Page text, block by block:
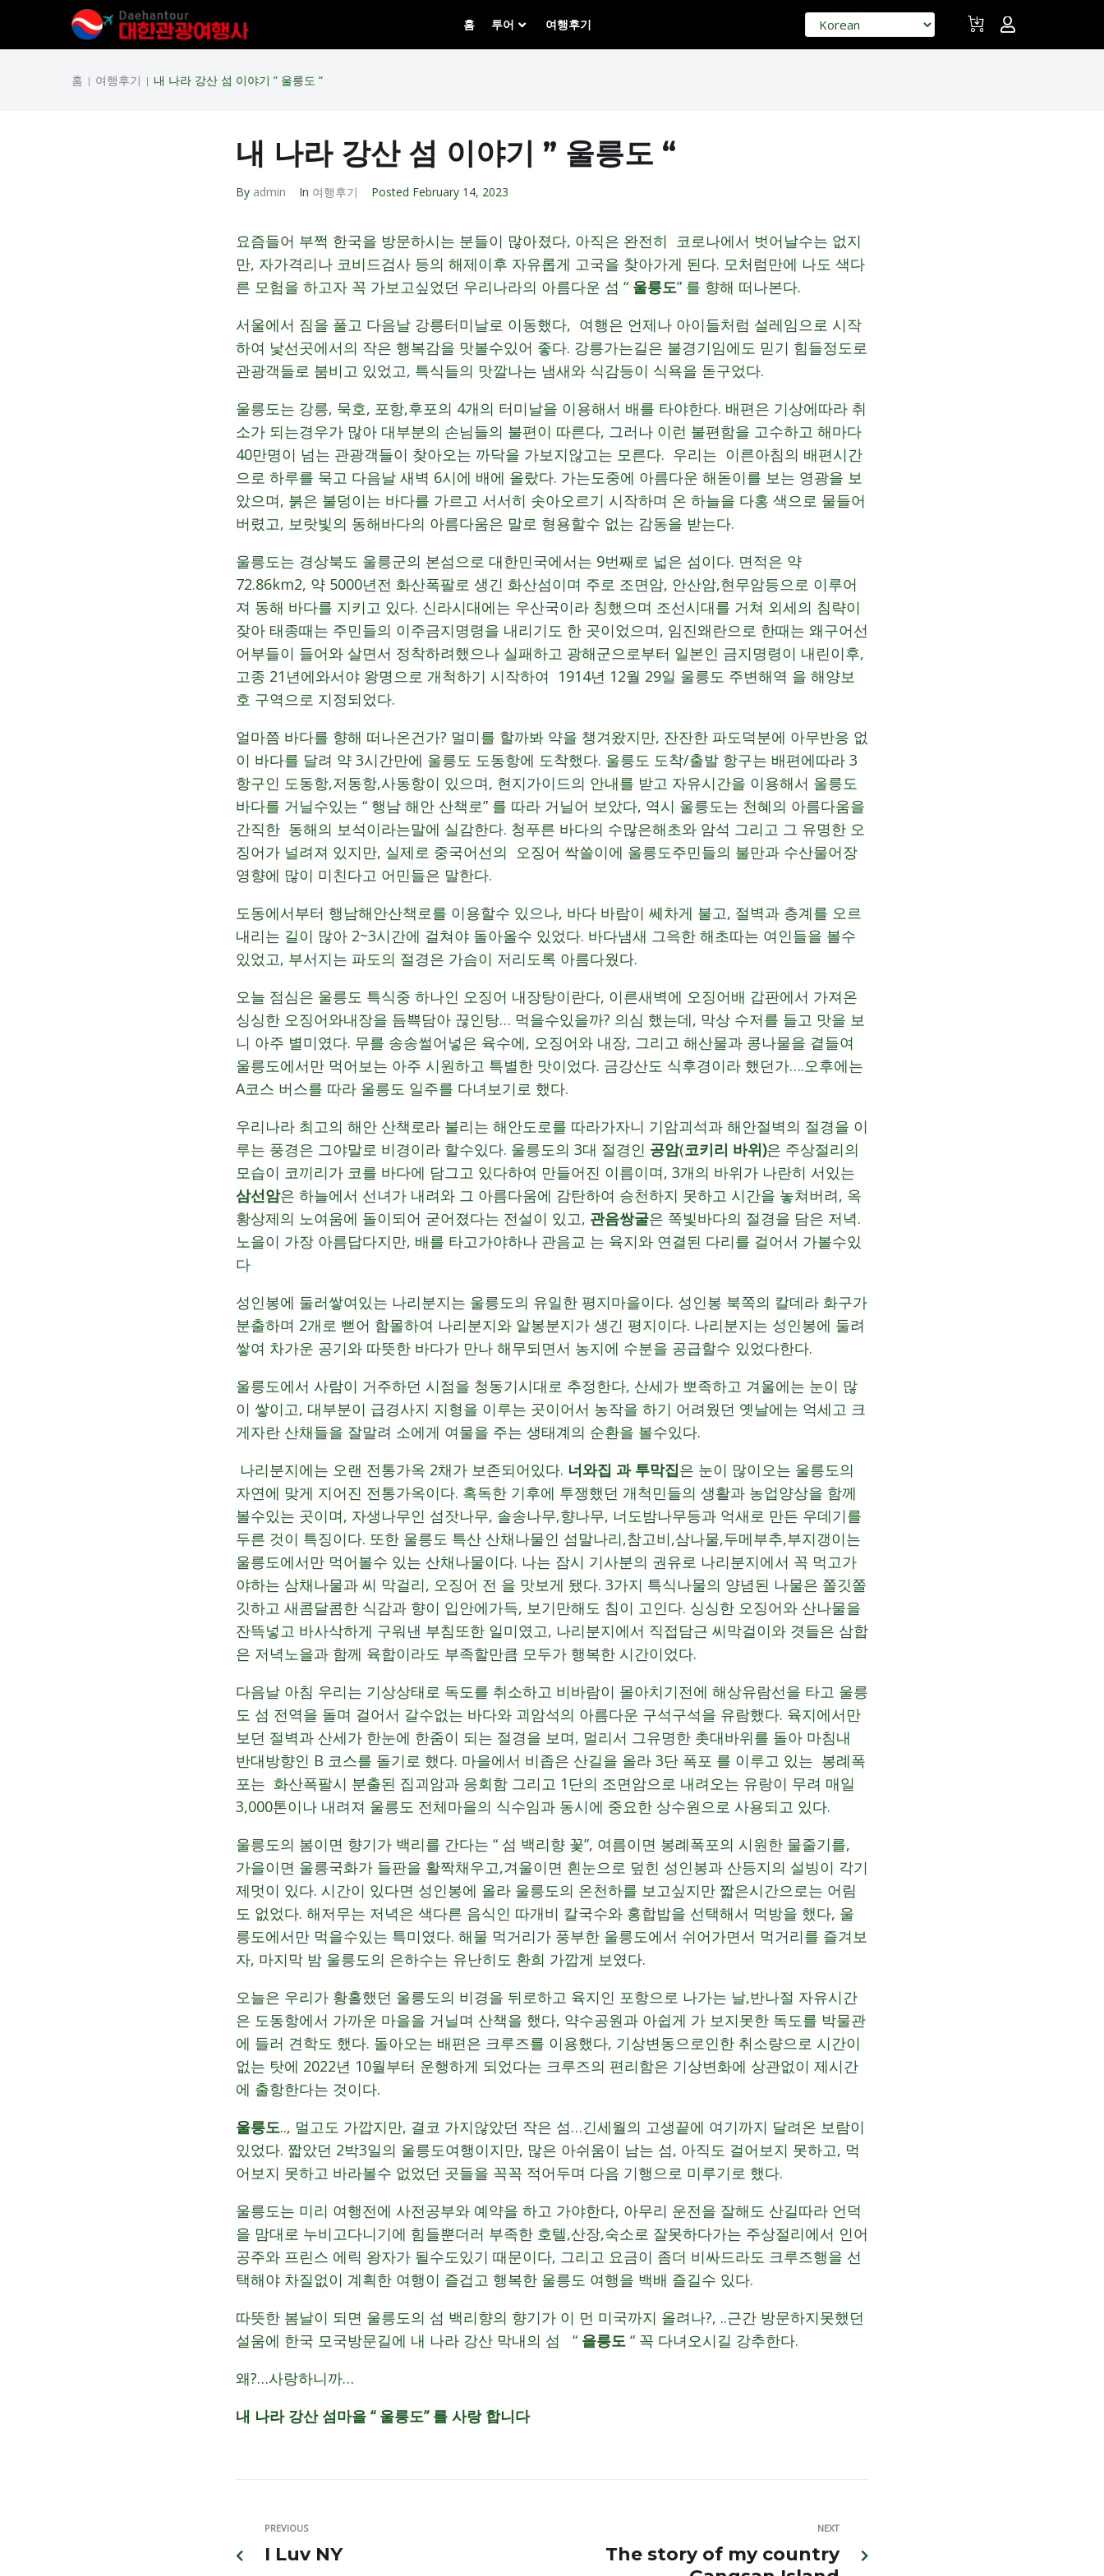
홈 투어 여행후기
홈 | 여행후기 | 내 나라 강산 섬 이야기 ” 울릉도 “
내 나라 강산 섬 이야기 ” 울릉도 “
By admin In 여행후기 Posted February 14, 2023
요즘들어 부쩍 한국을 방문하시는 분들이 많아졌다, 아직은 완전히 코로나에서 벗어날수는 없지
만, 자가격리나 코비드검사 등의 해제이후 자유롭게 고국을 찾아가게 된다. 모처럼만에 나도 색다
른 모험을 하고자 꼭 가보고싶었던 우리나라의 아름다운 섬 “ 울릉도” 를 향해 떠나본다.
서울에서 짐을 풀고 다음날 강릉터미날로 이동했다, 여행은 언제나 아이들처럼 설레임으로 시작
하여 낯선곳에서의 작은 행복감을 맛볼수있어 좋다. 강릉가는길은 불경기임에도 믿기 힘들정도로
관광객들로 붐비고 있었고, 특식들의 맛깔나는 냄새와 식감등이 식욕을 돋구었다.
울릉도는 강릉, 묵호, 포항,후포의 4개의 터미날을 이용해서 배를 타야한다. 배편은 기상에따라 취
소가 되는경우가 많아 대부분의 손님들의 불편이 따른다, 그러나 이런 불편함을 고수하고 해마다
40만명이 넘는 관광객들이 찾아오는 까닥을 가보지않고는 모른다. 우리는 이른아침의 배편시간
으로 하루를 묵고 다음날 새벽 6시에 배에 올랐다. 가는도중에 아름다운 해돋이를 보는 영광을 보
았으며, 붉은 불덩이는 바다를 가르고 서서히 솟아오르기 시작하며 온 하늘을 다홍 색으로 물들어
버렸고, 보랏빛의 동해바다의 아름다움은 말로 형용할수 없는 감동을 받는다.
울릉도는 경상북도 울릉군의 본섬으로 대한민국에서는 9번째로 넓은 섬이다. 면적은 약
72.86km2, 약 5000년전 화산폭팔로 생긴 화산섬이며 주로 조면암, 안산암,현무암등으로 이루어
져 동해 바다를 지키고 있다. 신라시대에는 우산국이라 칭했으며 조선시대를 거쳐 외세의 침략이
잦아 태종때는 주민들의 이주금지명령을 내리기도 한 곳이었으며, 임진왜란으로 한때는 왜구어선
어부들이 들어와 살면서 정착하려했으나 실패하고 광해군으로부터 일본인 금지명령이 내린이후,
고종 21년에와서야 왕명으로 개척하기 시작하여 1914년 12월 29일 울릉도 주변해역 을 해양보
호 구역으로 지정되었다.
얼마쯤 바다를 향해 떠나온건가? 멀미를 할까봐 약을 챙겨왔지만, 잔잔한 파도덕분에 아무반응 없
이 바다를 달려 약 3시간만에 울릉도 도동항에 도착했다. 울릉도 도착/출발 항구는 배편에따라 3
항구인 도동항,저동항,사동항이 있으며, 현지가이드의 안내를 받고 자유시간을 이용해서 울릉도
바다를 거닐수있는 “ 행남 해안 산책로” 를 따라 거닐어 보았다, 역시 울릉도는 천혜의 아름다움을
간직한 동해의 보석이라는말에 실감한다. 청푸른 바다의 수많은해초와 암석 그리고 그 유명한 오
징어가 널려져 있지만, 실제로 중국어선의 오징어 싹쓸이에 울릉도주민들의 불만과 수산물어장
영향에 많이 미친다고 어민들은 말한다.
도동에서부터 행남해안산책로를 이용할수 있으나, 바다 바람이 쎄차게 불고, 절벽과 층계를 오르
내리는 길이 많아 2~3시간에 걸쳐야 돌아올수 있었다. 바다냄새 그윽한 해초따는 여인들을 볼수
있었고, 부서지는 파도의 절경은 가슴이 저리도록 아름다웠다.
오늘 점심은 울릉도 특식중 하나인 오징어 내장탕이란다, 이른새벽에 오징어배 갑판에서 가져온
싱싱한 오징어와내장을 듬쁙담아 끊인탕… 먹을수있을까? 의심 했는데, 막상 수저를 들고 맛을 보
니 아주 별미였다. 무를 송송썰어넣은 육수에, 오징어와 내장, 그리고 해산물과 콩나물을 곁들여
울릉도에서만 먹어보는 아주 시원하고 특별한 맛이었다. 금강산도 식후경이라 했던가….오후에는
A코스 버스를 따라 울릉도 일주를 다녀보기로 했다.
우리나라 최고의 해안 산책로라 불리는 해안도로를 따라가자니 기암괴석과 해안절벽의 절경을 이
루는 풍경은 그야말로 비경이라 할수있다. 울릉도의 3대 절경인 공암(코키리 바위)은 주상절리의
모습이 코끼리가 코를 바다에 담그고 있다하여 만들어진 이름이며, 3개의 바위가 나란히 서있는
삼선암은 하늘에서 선녀가 내려와 그 아름다움에 감탄하여 승천하지 못하고 시간을 놓쳐버려, 옥
황상제의 노여움에 돌이되어 굳어졌다는 전설이 있고, 관음쌍굴은 쪽빛바다의 절경을 담은 저녁.
노을이 가장 아름답다지만, 배를 타고가야하나 관음교 는 육지와 연결된 다리를 걸어서 가볼수있
다
성인봉에 둘러쌓여있는 나리분지는 울릉도의 유일한 평지마을이다. 성인봉 북쪽의 칼데라 화구가
분출하며 2개로 뻗어 함몰하여 나리분지와 알봉분지가 생긴 평지이다. 나리분지는 성인봉에 둘려
쌓여 차가운 공기와 따뜻한 바다가 만나 해무되면서 농지에 수분을 공급할수 있었다한다.
울릉도에서 사람이 거주하던 시점을 청동기시대로 추정한다, 산세가 뽀족하고 겨울에는 눈이 많
이 쌓이고, 대부분이 급경사지 지형을 이루는 곳이어서 농작을 하기 어려웠던 옛날에는 억세고 크
게자란 산채들을 잘말려 소에게 여물을 주는 생태계의 순환을 볼수있다.
나리분지에는 오랜 전통가옥 2채가 보존되어있다. 너와집 과 투막집은 눈이 많이오는 울릉도의
자연에 맞게 지어진 전통가옥이다. 혹독한 기후에 투쟁했던 개척민들의 생활과 농업양상을 함께
볼수있는 곳이며, 자생나무인 섬잣나무, 솔송나무,향나무, 너도밤나무등과 억새로 만든 우데기를
두른 것이 특징이다. 또한 울릉도 특산 산채나물인 섬말나리,참고비,삼나물,두메부추,부지갱이는
울릉도에서만 먹어볼수 있는 산채나물이다. 나는 잠시 기사분의 권유로 나리분지에서 꼭 먹고가
야하는 삼채나물과 씨 막걸리, 오징어 전 을 맛보게 됐다. 3가지 특식나물의 양념된 나물은 쫄깃쫄
깃하고 새콤달콤한 식감과 향이 입안에가득, 보기만해도 침이 고인다. 싱싱한 오징어와 산나물을
잔뜩넣고 바사삭하게 구워낸 부침또한 일미였고, 나리분지에서 직접담근 씨막걸이와 겻들은 삼합
은 저녁노을과 함께 육합이라도 부족할만큼 모두가 행복한 시간이었다.
다음날 아침 우리는 기상상태로 독도를 취소하고 비바람이 몰아치기전에 해상유람선을 타고 울릉
도 섬 전역을 돌며 걸어서 갈수없는 바다와 괴암석의 아름다운 구석구석을 유람했다. 육지에서만
보던 절벽과 산세가 한눈에 한줌이 되는 절경을 보며, 멀리서 그유명한 촛대바위를 돌아 마침내
반대방향인 B 코스를 돌기로 했다. 마을에서 비좁은 산길을 올라 3단 폭포 를 이루고 있는 봉례폭
포는 화산폭팔시 분출된 집괴암과 응회함 그리고 1단의 조면암으로 내려오는 유랑이 무려 매일
3,000톤이나 내려져 울릉도 전체마을의 식수임과 동시에 중요한 상수원으로 사용되고 있다.
울릉도의 봄이면 향기가 백리를 간다는 “ 섬 백리향 꽃”, 여름이면 봉례폭포의 시원한 물줄기를,
가을이면 울릉국화가 들판을 활짝채우고,겨울이면 흰눈으로 덮힌 성인봉과 산등지의 설빙이 각기
제멋이 있다. 시간이 있다면 성인봉에 올라 울릉도의 온천하를 보고싶지만 짧은시간으로는 어림
도 없었다. 해저무는 저녁은 색다른 음식인 따개비 칼국수와 홍합밥을 선택해서 먹방을 했다, 울
릉도에서만 먹을수있는 특미였다. 해물 먹거리가 풍부한 울릉도에서 쉬어가면서 먹거리를 즐겨보
자, 마지막 밤 울릉도의 은하수는 유난히도 환희 가깝게 보였다.
오늘은 우리가 황홀했던 울릉도의 비경을 뒤로하고 육지인 포항으로 나가는 날,반나절 자유시간
은 도동항에서 가까운 마을을 거닐며 산책을 했다, 약수공원과 아쉽게 가 보지못한 독도를 박물관
에 들러 견학도 했다. 돌아오는 배편은 크루즈를 이용했다, 기상변동으로인한 취소량으로 시간이
없는 탓에 2022년 10월부터 운행하게 되었다는 크루즈의 편리함은 기상변화에 상관없이 제시간
에 출항한다는 것이다.
울릉도.., 멀고도 가깝지만, 결코 가지않았던 작은 섬…긴세월의 고생끝에 여기까지 달려온 보람이
있었다. 짧았던 2박3일의 울릉도여행이지만, 많은 아쉬움이 남는 섬, 아직도 걸어보지 못하고, 먹
어보지 못하고 바라볼수 없었던 곳들을 꼭꼭 적어두며 다음 기행으로 미루기로 했다.
울릉도는 미리 여행전에 사전공부와 예약을 하고 가야한다, 아무리 운전을 잘해도 산길따라 언덕
을 맘대로 누비고다니기에 힘들뿐더러 부족한 호텔,산장,숙소로 잘못하다가는 주상절리에서 인어
공주와 프린스 에릭 왕자가 될수도있기 때문이다, 그리고 요금이 좀더 비싸드라도 크루즈행을 선
택해야 차질없이 계흭한 여행이 즐겁고 행복한 울릉도 여행을 백배 즐길수 있다.
따뜻한 봄날이 되면 울릉도의 섬 백리향의 향기가 이 먼 미국까지 올려나?, ..근간 방문하지못했던
설움에 한국 모국방문길에 내 나라 강산 막내의 섬 “ 을릉도 “ 꼭 다녀오시길 강추한다.
왜?…사랑하니까…
내 나라 강산 섬마을 “ 울릉도” 를 사랑 합니다
PREVIOUS
I Luv NY
NEXT
The story of my country